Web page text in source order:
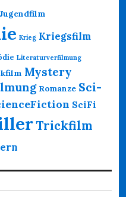
Jugendfilm
Krieg Kriegsfilm
Literaturverfilmung
Mystery
Romanze Sci-
SciFi
Trickfilm